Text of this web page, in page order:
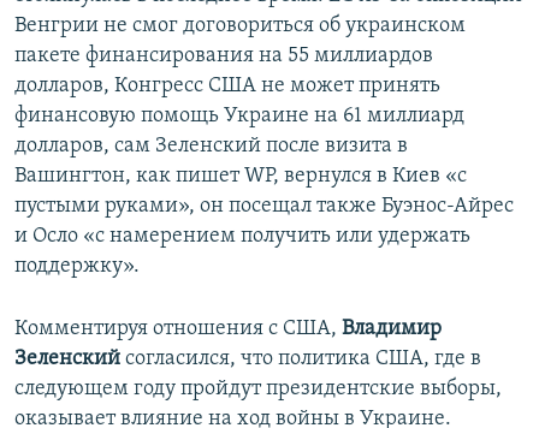
Венгрии не смог договориться об украинском
пакете финансирования на 55 миллиардов
долларов, Конгресс США не может принять
финансовую помощь Украине на 61 миллиард
долларов, сам Зеленский после визита в
Вашингтон, как пишет WP, вернулся в Киев «с
пустыми руками», он посещал также Буэнос-Айрес
и Осло «с намерением получить или удержать
поддержку».
Комментируя отношения с США, Владимир
Зеленский согласился, что политика США, где в
следующем году пройдут президентские выборы,
оказывает влияние на ход войны в Украине.